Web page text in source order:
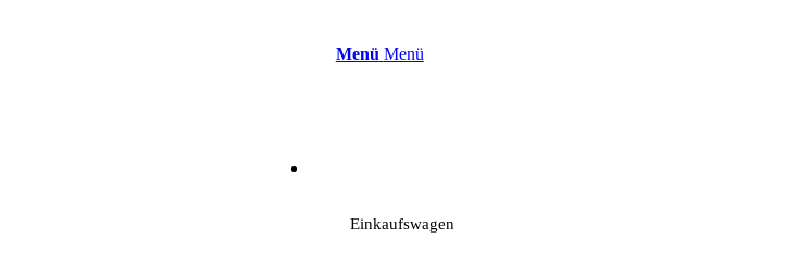
Menü Menü
Einkaufswagen